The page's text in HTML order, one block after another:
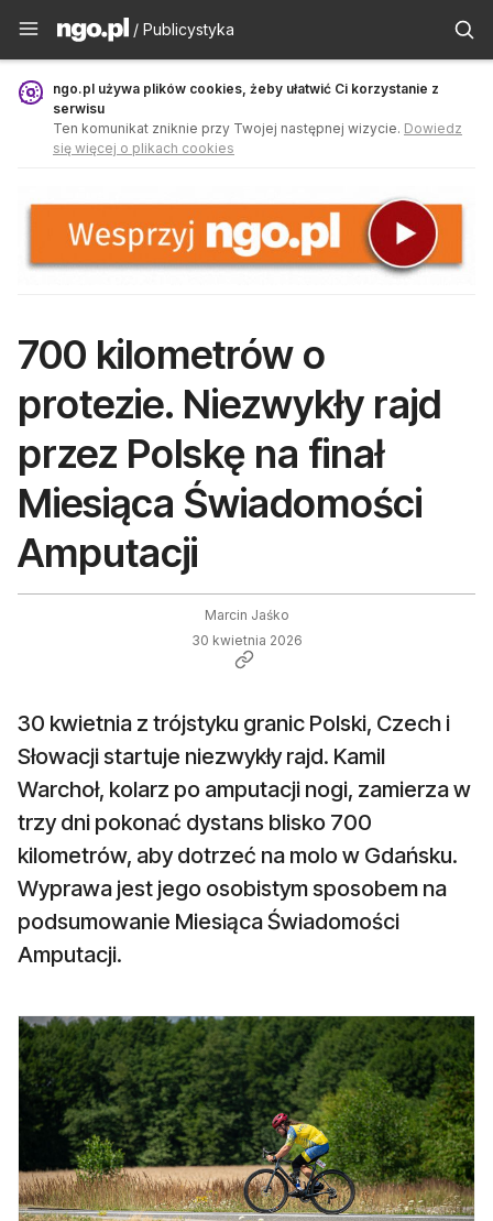
Publicystyka - ngo.pl
/ Publicystyka
ngo.pl używa plików cookies, żeby ułatwić Ci korzystanie z
serwisu
Ten komunikat zniknie przy Twojej następnej wizycie. Dowiedz
się więcej o plikach cookies
700 kilometrów o
protezie. Niezwykły rajd
przez Polskę na finał
Miesiąca Świadomości
Amputacji
Marcin Jaśko
30 kwietnia 2026
30 kwietnia z trójstyku granic Polski, Czech i
Słowacji startuje niezwykły rajd. Kamil
Warchoł, kolarz po amputacji nogi, zamierza w
trzy dni pokonać dystans blisko 700
kilometrów, aby dotrzeć na molo w Gdańsku.
Wyprawa jest jego osobistym sposobem na
podsumowanie Miesiąca Świadomości
Amputacji.